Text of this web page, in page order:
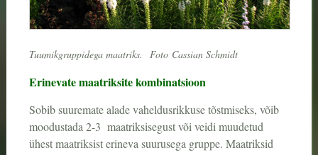
Tuumikgruppidega maatriks. Foto Cassian Schmidt
Erinevate maatriksite kombinatsioon
Sobib suuremate alade vaheldusrikkuse tõstmiseks, võib
moodustada 2-3 maatriksisegust või veidi muudetud
ühest maatriksist erineva suurusega gruppe. Maatriksid